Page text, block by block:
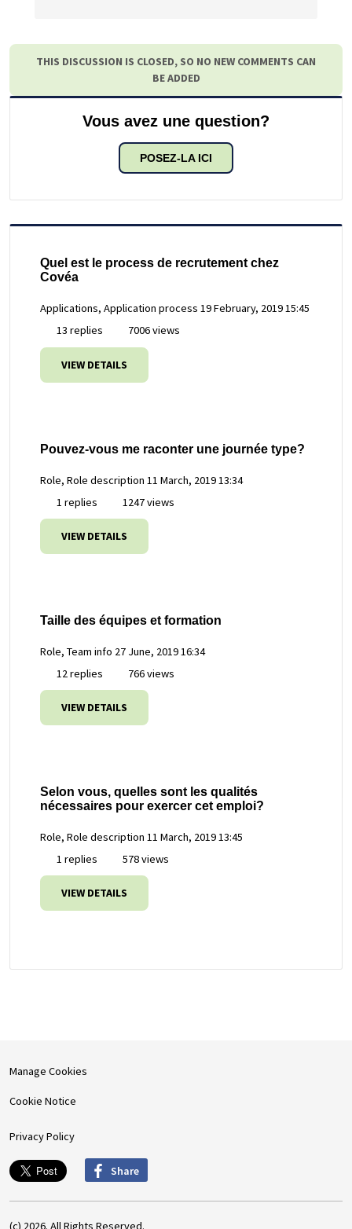
THIS DISCUSSION IS CLOSED, SO NO NEW COMMENTS CAN
BE ADDED
Vous avez une question?
POSEZ-LA ICI
Quel est le process de recrutement chez
Covéa
Applications, Application process 19 February, 2019 15:45
13 replies
7006 views
VIEW DETAILS
Pouvez-vous me raconter une journée type?
Role, Role description 11 March, 2019 13:34
1 replies
1247 views
VIEW DETAILS
Taille des équipes et formation
Role, Team info 27 June, 2019 16:34
12 replies
766 views
VIEW DETAILS
Selon vous, quelles sont les qualités
nécessaires pour exercer cet emploi?
Role, Role description 11 March, 2019 13:45
1 replies
578 views
VIEW DETAILS
Manage Cookies
Cookie Notice
Privacy Policy
Share
(c) 2026. All Rights Reserved.